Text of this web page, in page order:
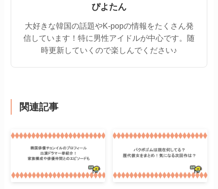
ぴよたん
大好きな韓国の話題やK-popの情報をたくさん発
信しています！特に男性アイドルが中心です。随
時更新していくので楽しんでください♪
関連記事